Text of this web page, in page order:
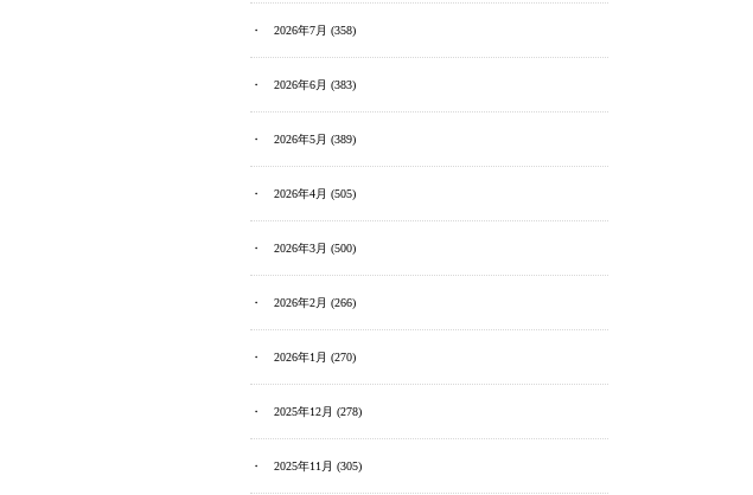
2026年7月 (358)
2026年6月 (383)
2026年5月 (389)
2026年4月 (505)
2026年3月 (500)
2026年2月 (266)
2026年1月 (270)
2025年12月 (278)
2025年11月 (305)